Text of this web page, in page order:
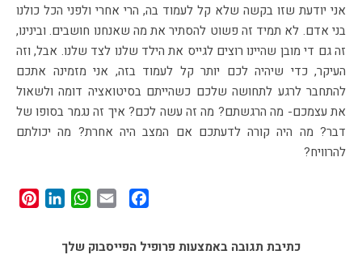
אני יודעת שזו בקשה שלא קל לעמוד בה, הרי אחרי ולפני הכל כולנו
בני אדם. לא תמיד זה פשוט להסתיר את מה שאנחנו חושבים. ובינינו,
זה גם די מובן שהיינו רוצים לגייס את הילד שלנו לצד שלנו. אבל, וזה
העיקר, כדי שיהיה לכם יותר קל לעמוד בזה, אני מזמינה אתכם
להתחבר לרגע לתחושה שלכם כשהייתם בסיטואציה דומה ולשאול
את עצמכם- מה הרגשתם? מה זה עשה לכם? איך זה נגמר בסופו של
דבר? מה היה קורה לדעתכם אם המצב היה אחרת? מה יכולתם
להרוויח?
Facebook
Email
כתיבת תגובה באמצעות פרופיל הפייסבוק שלך